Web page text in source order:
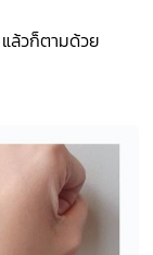
ล้วก็ตามด้วย